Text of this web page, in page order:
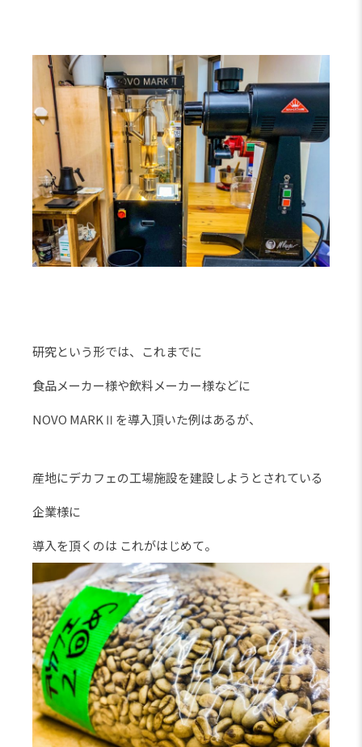
研究という形では、これまでに
食品メーカー様や飲料メーカー様などに
NOVO MARKⅡを導入頂いた例はあるが、
産地にデカフェの工場施設を建設しようとされている
企業様に
導入を頂くのは これがはじめて。